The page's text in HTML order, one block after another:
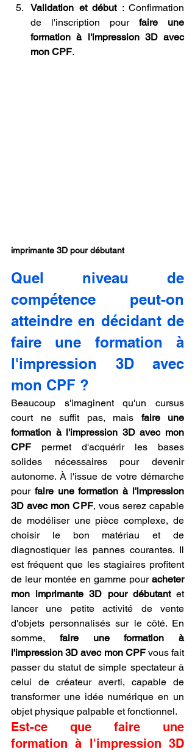
Validation et début : Confirmation
de l'inscription pour faire une
formation à l'impression 3D avec
mon CPF.
imprimante 3D pour débutant
Quel niveau de
compétence peut-on
atteindre en décidant de
faire une formation à
l'impression 3D avec
mon CPF ?
Beaucoup s'imaginent qu'un cursus
court ne suffit pas, mais faire une
formation à l'impression 3D avec mon
CPF permet d'acquérir les bases
solides nécessaires pour devenir
autonome. À l'issue de votre démarche
pour faire une formation à l'impression
3D avec mon CPF, vous serez capable
de modéliser une pièce complexe, de
choisir le bon matériau et de
diagnostiquer les pannes courantes. Il
est fréquent que les stagiaires profitent
de leur montée en gamme pour acheter
mon imprimante 3D pour débutant et
lancer une petite activité de vente
d'objets personnalisés sur le côté. En
somme, faire une formation à
l'impression 3D avec mon CPF vous fait
passer du statut de simple spectateur à
celui de créateur averti, capable de
transformer une idée numérique en un
objet physique palpable et fonctionnel.
Est-ce que faire une
formation à l'impression 3D